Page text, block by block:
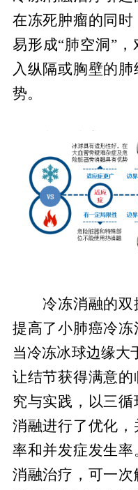
在冻死肿瘤的同
易形成“肺空洞”
入纵隔或胸壁的
势。
冷冻消融的双探
提高了小肺癌冷冻
当冷冻冰球边缘大
让结节获得满意
究与实践，以三
消融进行了优化
率和并发症发生
消融治疗，可一